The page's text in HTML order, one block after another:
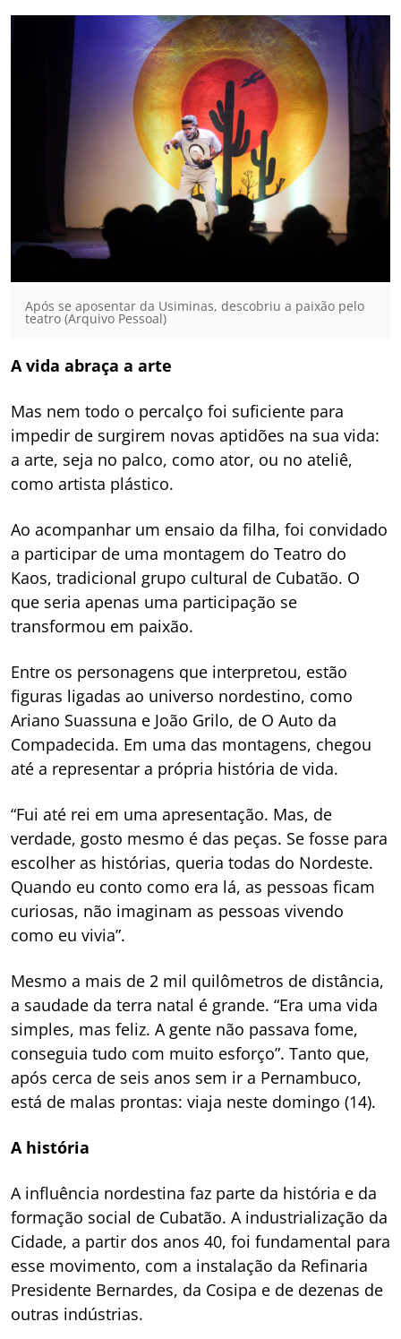
Após se aposentar da Usiminas, descobriu a paixão pelo
teatro (Arquivo Pessoal)
A vida abraça a arte
Mas nem todo o percalço foi suficiente para
impedir de surgirem novas aptidões na sua vida:
a arte, seja no palco, como ator, ou no ateliê,
como artista plástico.
Ao acompanhar um ensaio da filha, foi convidado
a participar de uma montagem do Teatro do
Kaos, tradicional grupo cultural de Cubatão. O
que seria apenas uma participação se
transformou em paixão.
Entre os personagens que interpretou, estão
figuras ligadas ao universo nordestino, como
Ariano Suassuna e João Grilo, de O Auto da
Compadecida. Em uma das montagens, chegou
até a representar a própria história de vida.
“Fui até rei em uma apresentação. Mas, de
verdade, gosto mesmo é das peças. Se fosse para
escolher as histórias, queria todas do Nordeste.
Quando eu conto como era lá, as pessoas ficam
curiosas, não imaginam as pessoas vivendo
como eu vivia”.
Mesmo a mais de 2 mil quilômetros de distância,
a saudade da terra natal é grande. “Era uma vida
simples, mas feliz. A gente não passava fome,
conseguia tudo com muito esforço”. Tanto que,
após cerca de seis anos sem ir a Pernambuco,
está de malas prontas: viaja neste domingo (14).
A história
A influência nordestina faz parte da história e da
formação social de Cubatão. A industrialização da
Cidade, a partir dos anos 40, foi fundamental para
esse movimento, com a instalação da Refinaria
Presidente Bernardes, da Cosipa e de dezenas de
outras indústrias.